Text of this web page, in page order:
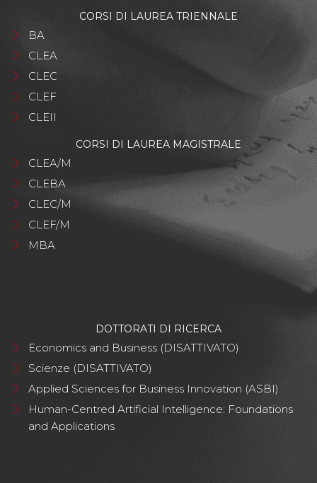
CORSI DI LAUREA TRIENNALE
BA
CLEA
CLEC
CLEF
CLEII
CORSI DI LAUREA MAGISTRALE
CLEA/M
CLEBA
CLEC/M
CLEF/M
MBA
DOTTORATI DI RICERCA
Economics and Business (DISATTIVATO)
Scienze (DISATTIVATO)
Applied Sciences for Business Innovation (ASBI)
Human-Centred Artificial Intelligence: Foundations
and Applications